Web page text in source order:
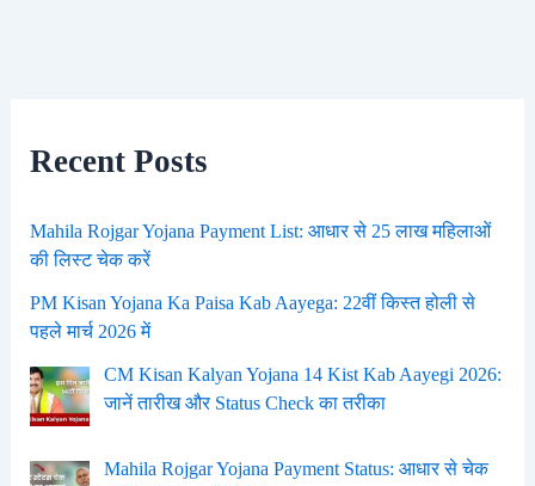
Recent Posts
Mahila Rojgar Yojana Payment List: आधार से 25 लाख महिलाओं
की लिस्ट चेक करें
PM Kisan Yojana Ka Paisa Kab Aayega: 22वीं किस्त होली से
पहले मार्च 2026 में
CM Kisan Kalyan Yojana 14 Kist Kab Aayegi 2026:
जानें तारीख और Status Check का तरीका
Mahila Rojgar Yojana Payment Status: आधार से चेक